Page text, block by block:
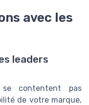
avec les
leaders
contentent pas
de votre marque,